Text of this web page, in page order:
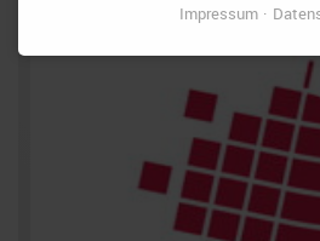
Die Agenda der Veranstaltung finden
Impressum